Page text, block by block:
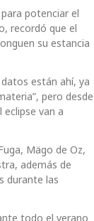
potenciar el
recordó que el
su estancia
están ahí, ya
pero desde
van a
Mägo de Oz,
además de
durante las
todo el verano